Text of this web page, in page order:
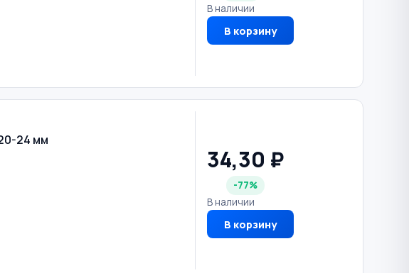
В наличии
В корзину
24 мм
34,30 ₽
-77%
В наличии
В корзину